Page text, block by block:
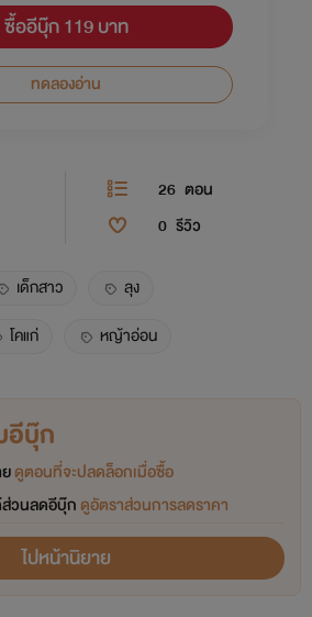
ซื้ออีบุ๊ก 119 บาท
ทดลองอ่าน
26 ตอน
0 รีวิว
เด็กสาว
ลุง
โคแก่ หญ้าอ่อน
อีบุ๊ก
ดูตอนที่จะปลดล็อกเมื่อซื้อ
วนลดอีบุ๊ก ดูอัตราส่วนการลดราคา
ไปหน้านิยาย